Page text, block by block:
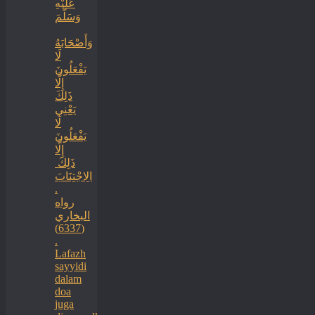
عَلَيْهِ
وَسَلَّمَ
‏وَأَصْحَابَهُ
لَا
يَفْعَلُونَ
إِلَّا
ذَلِكَ
‏‏يَعْنِي
لَا
يَفْعَلُونَ
إِلَّا
ذَلِكَ ‏
‏الِاجْتِنَابَ
.
رواه
البخاري
(6337)
.
Lafazh
sayyidi
dalam
doa
juga